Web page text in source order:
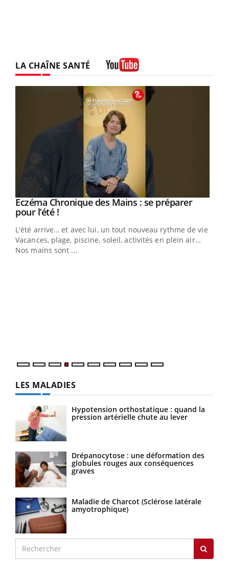
LA CHAÎNE SANTÉ
Youtube
Eczéma Chronique des Mains : se préparer
pour l’été !Youtube
L'été arrive… et avec lui, un tout nouveau rythme de vie !
Vacances, plage, piscine, soleil, activités en plein air…
Nos mains sont ...
LES MALADIES
Hypotension orthostatique : quand la
pression artérielle chute au lever
Drépanocytose : une déformation des
globules rouges aux conséquences
graves
Maladie de Charcot (Sclérose latérale
amyotrophique)